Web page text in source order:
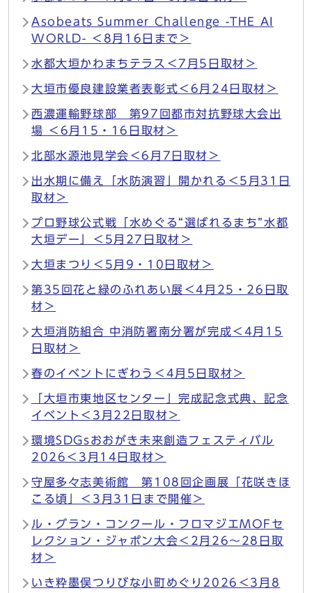
Asobeats Summer Challenge -THE AI
WORLD- ＜8月16日まで＞
水都大垣かわまちテラス＜7月5日取材＞
大垣市優良建設業者表彰式＜6月24日取材＞
西濃運輸野球部 第97回都市対抗野球大会出
場 ＜6月15・16日取材＞
北部水源池見学会＜6月7日取材＞
出水期に備え「水防演習」開かれる＜5月31日
取材＞
プロ野球公式戦「水めぐる“選ばれるまち”水都
大垣デー」＜5月27日取材＞
大垣まつり＜5月9・10日取材＞
第35回花と緑のふれあい展＜4月25・26日取
材＞
大垣消防組合 中消防署南分署が完成＜4月15
日取材＞
春のイベントにぎわう＜4月5日取材＞
「大垣市東地区センター」完成記念式典、記念
イベント＜3月22日取材＞
環境SDGsおおがき未来創造フェスティバル
2026＜3月14日取材＞
守屋多々志美術館 第108回企画展「花咲きほ
こる頃」＜3月31日まで開催＞
ル・グラン・コンクール・フロマジエMOFセ
レクション・ジャポン大会＜2月26～28日取
材＞
いき粋墨俣つりびな小町めぐり2026＜3月8